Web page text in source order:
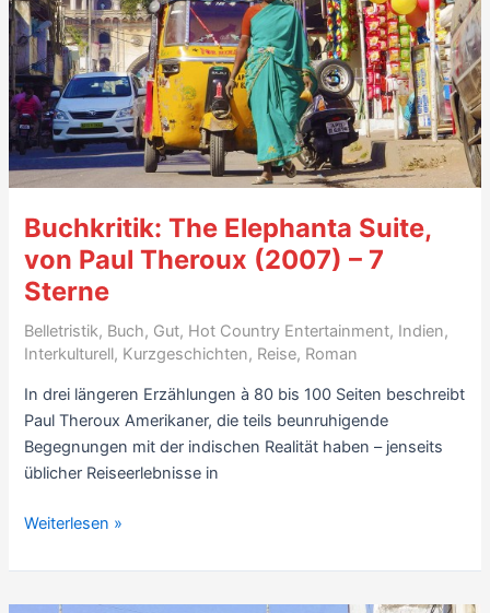
Buchkritik: The Elephanta Suite,
von Paul Theroux (2007) – 7
Sterne
Belletristik, Buch, Gut, Hot Country Entertainment, Indien,
Interkulturell, Kurzgeschichten, Reise, Roman
In drei längeren Erzählungen à 80 bis 100 Seiten beschreibt
Paul Theroux Amerikaner, die teils beunruhigende
Begegnungen mit der indischen Realität haben – jenseits
üblicher Reiseerlebnisse in
Buchkritik:
Elephanta
Suite,
Weiterlesen »